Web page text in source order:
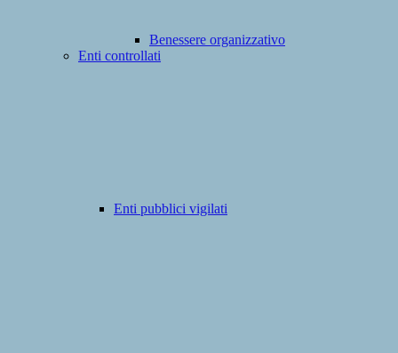
Benessere organizzativo
Enti controllati
Enti pubblici vigilati